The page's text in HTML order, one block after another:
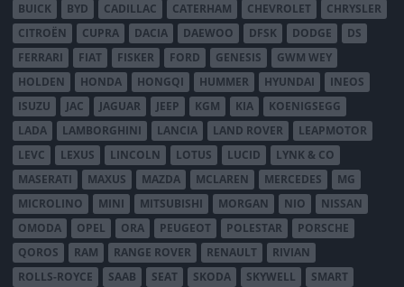
BUICK
BYD CADILLAC CATERHAM CHEVROLET
CHRYSLER
CITROËN
CUPRA DACIA DAEWOO DFSK DODGE
DS
FERRARI
FIAT FISKER FORD GENESIS
GWM WEY
HOLDEN
HONDA HONGQI HUMMER HYUNDAI
INEOS
ISUZU
JAC JAGUAR JEEP KGM KIA
KOENIGSEGG
LADA
LAMBORGHINI LANCIA LAND ROVER
LEAPMOTOR
LEVC
LEXUS LINCOLN LOTUS LUCID
LYNK & CO
MASERATI
MAXUS MAZDA MCLAREN MERCEDES
MG
MICROLINO
MINI MITSUBISHI MORGAN NIO
NISSAN
OMODA
OPEL ORA PEUGEOT POLESTAR
PORSCHE
QOROS
RAM RANGE ROVER RENAULT
RIVIAN
ROLLS-ROYCE
SAAB SEAT SKODA SKYWELL SMART